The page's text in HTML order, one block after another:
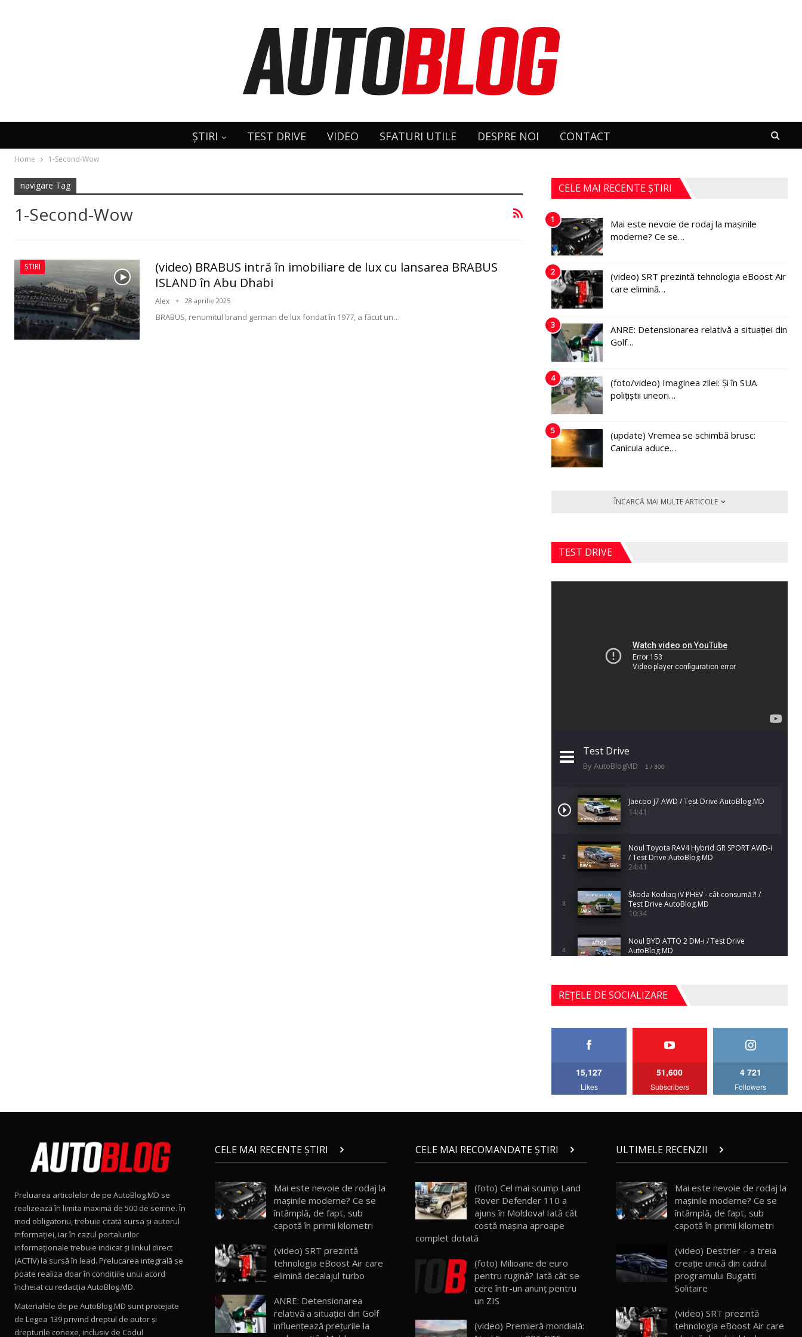
ȘTIRI TEST DRIVE VIDEO SFATURI UTILE DESPRE NOI CONTACT
Home 1-Second-Wow
navigare Tag
1-Second-Wow
ȘTIRI
(video) BRABUS intră în imobiliare de lux cu lansarea BRABUS
ISLAND în Abu Dhabi
Alex 28 aprilie 2025
BRABUS, renumitul brand german de lux fondat în 1977, a făcut un…
CELE MAI RECENTE ȘTIRI
1
Mai este nevoie de rodaj la mașinile
moderne? Ce se…
2
(video) SRT prezintă tehnologia eBoost Air
care elimină…
3
ANRE: Detensionarea relativă a situației din
Golf…
4
(foto/video) Imaginea zilei: Și în SUA
polițiștii uneori…
5
(update) Vremea se schimbă brusc:
Canicula aduce…
ÎNCARCĂ MAI MULTE ARTICOLE
TEST DRIVE
Test Drive
By AutoBlogMD 1 / 300
Jaecoo J7 AWD / Test Drive AutoBlog.MD
14:41
2
Noul Toyota RAV4 Hybrid GR SPORT AWD-i
/ Test Drive AutoBlog.MD
24:41
3
Škoda Kodiaq iV PHEV - cât consumă?! /
Test Drive AutoBlog.MD
10:34
4
Noul BYD ATTO 2 DM-i / Test Drive
AutoBlog.MD
5
Noul Mercedes-Benz S-Class facelift (S 580
4MATIC V223) / Test Drive AutoBlog.MD
27:33
AutoBlog.MD
15:08
15:22
10
Mercedes-AMG E 53 HYBRID 4MATIC+ /
Test Drive AutoBlog.MD
11
Noul Volvo ES90 / Test Drive AutoBlog.MD
27:58
12
Noul MG HS / Test Drive AutoBlog.MD
16:48
REȚELE DE SOCIALIZARE
15,127
Likes
51,600
Subscribers
4 721
Followers
Preluarea articolelor de pe AutoBlog.MD se
realizează în limita maximă de 500 de semne. În
mod obligatoriu, trebuie citată sursa și autorul
informației, iar în cazul portalurilor
informaționale trebuie indicat și linkul direct
(ACTIV) la sursă în lead. Prelucarea integrală se
poate realiza doar în condițiile unui acord
încheiat cu redacţia AutoBlog.MD.
Materialele de pe AutoBlog.MD sunt protejate
de Legea 139 privind dreptul de autor și
drepturile conexe, inclusiv de Codul
CELE MAI RECENTE ȘTIRI
Mai este nevoie de rodaj la
mașinile moderne? Ce se
întâmplă, de fapt, sub
capotă în primii kilometri
(video) SRT prezintă
tehnologia eBoost Air care
elimină decalajul turbo
ANRE: Detensionarea
relativă a situației din Golf
influențează prețurile la
CELE MAI RECOMANDATE ȘTIRI
(foto) Cel mai scump Land
Rover Defender 110 a
ajuns în Moldova! Iată cât
costă maşina aproape
complet dotată
(foto) Milioane de euro
pentru rugină? Iată cât se
cere într-un anunţ pentru
un ZIS
(video) Premieră mondială:
ULTIMELE RECENZII
Mai este nevoie de rodaj la
mașinile moderne? Ce se
întâmplă, de fapt, sub
capotă în primii kilometri
(video) Destrier – a treia
creație unică din cadrul
programului Bugatti
Solitaire
(video) SRT prezintă
tehnologia eBoost Air care